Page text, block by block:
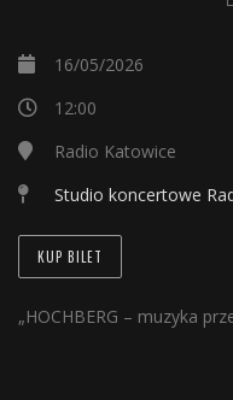
16/05/2026
12:00
Radio Katowice
Studio koncertowe
KUP BILET
„HOCHBERG – muzyka